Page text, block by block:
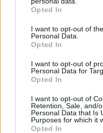
grant or deny consent to
use your data for below
consent section.
Opted In
I want to opt-out of
Personal Data.
Opted In
I want to opt-out of
Personal Data for
Opted In
I want to opt-out of
Retention, Sale, and/
Personal Data that Is
Purposes for which it
Opted In
Δημήτρης Μπάσης: Ο
ασχοληθώ με το
«Τον θαύμαζα πάρα πολύ
σχέση» είπε ο
18.12.2023, 21:50